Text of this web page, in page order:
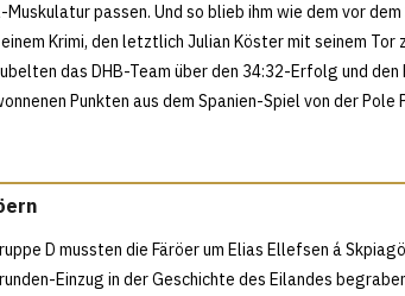
passen. Und so blieb ihm wie dem vor dem
Krimi, den letztlich Julian Köster mit seinem Tor
das DHB-Team über den 34:32-Erfolg und den
Punkten aus dem Spanien-Spiel von der Pole
D mussten die Färöer um Elias Ellefsen á
Einzug in der Geschichte des Eilandes